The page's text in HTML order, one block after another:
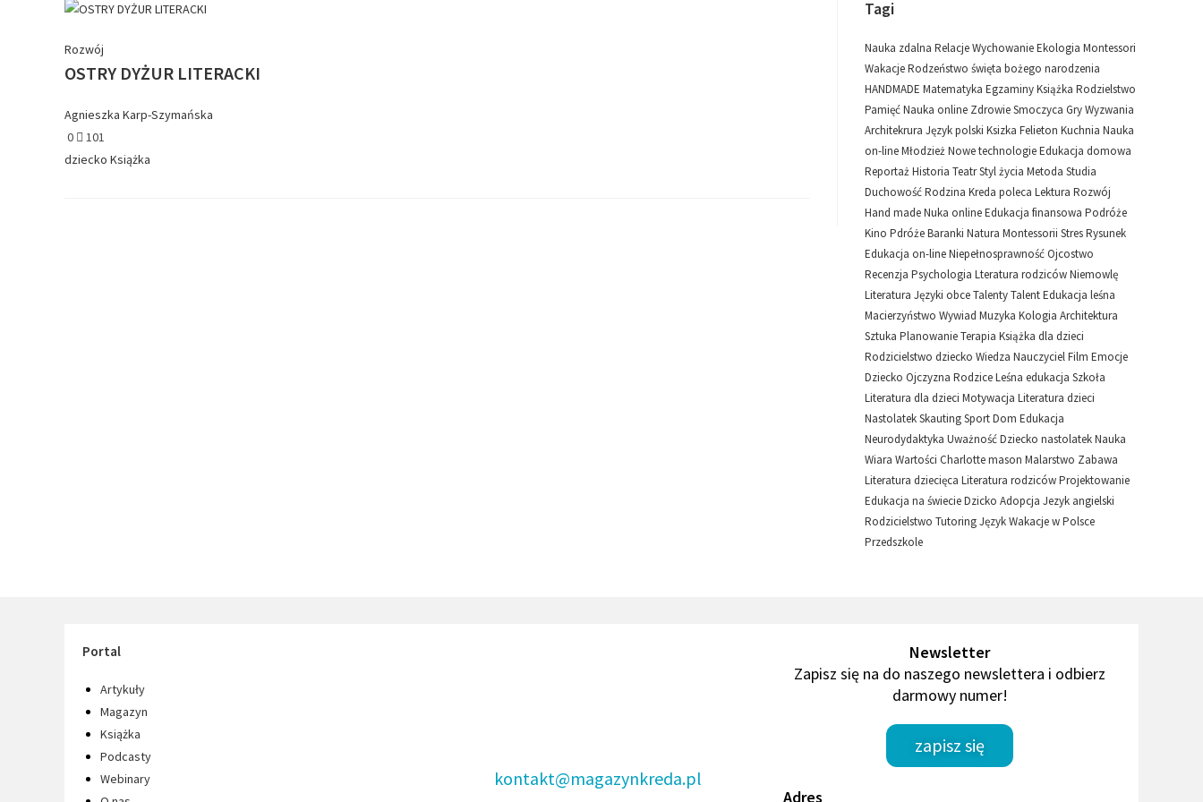
Rozwój
OSTRY DYŻUR LITERACKI
Agnieszka Karp-Szymańska
0
101
dziecko Książka
Tagi
Nauka zdalna RelacjeWychowanieEkologia Montessori
WakacjeRodzeństwo święta bożego narodzenia
HANDMADE Matematyka EgzaminyKsiążka Rodzielstwo
PamięćNauka online ZdrowieSmoczyca GryWyzwania
Architekrura Język polski Ksizka Felieton Kuchnia Nauka
on-lineMłodzieżNowe technologieEdukacja domowa
ReportażHistoria TeatrStyl życia Metoda Studia
DuchowośćRodzina Kreda poleca Lektura Rozwój
Hand madeNuka onlineEdukacja finansowa Podróże
Kino PdróżeBaranki Natura Montessorii StresRysunek
Edukacja on-lineNiepełnosprawnośćOjcostwo
Recenzja Psychologia Lteratura rodzicówNiemowlę
Literatura Języki obceTalentyTalentEdukacja leśna
Macierzyństwo Wywiad Muzyka Kologia Architektura
Sztuka PlanowanieTerapia Książka dla dzieci
Rodzicielstwo dziecko Wiedza NauczycielFilm Emocje
Dziecko Ojczyzna RodziceLeśna edukacja Szkoła
Literatura dla dzieci Motywacja Literatura dzieci
NastolatekSkautingSportDom Edukacja
Neurodydaktyka UważnośćDziecko nastolatekNauka
Wiara Wartości Charlotte mason Malarstwo Zabawa
Literatura dziecięca Literatura rodzicówProjektowanie
Edukacja na świecieDzicko Adopcja Jezyk angielski
Rodzicielstwo TutoringJęzykWakacje w Polsce
Przedszkole
Portal
Artykuły
Magazyn
Książka
Podcasty
Webinary
kontakt@magazynkreda.pl
Newsletter
Zapisz się na do naszego newslettera i odbierz
darmowy numer!
zapisz się
Adres